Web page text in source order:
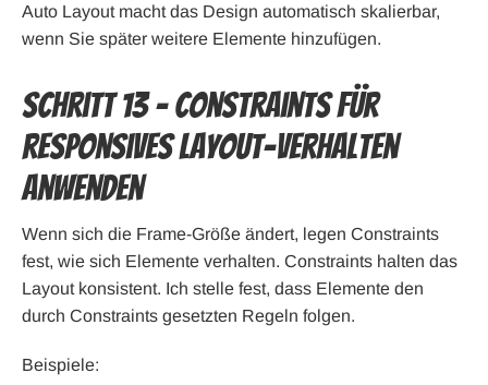
Auto Layout macht das Design automatisch skalierbar,
wenn Sie später weitere Elemente hinzufügen.
Schritt 13 – Constraints für
responsives Layout-Verhalten
anwenden
Wenn sich die Frame-Größe ändert, legen Constraints
fest, wie sich Elemente verhalten. Constraints halten das
Layout konsistent. Ich stelle fest, dass Elemente den
durch Constraints gesetzten Regeln folgen.
Beispiele: